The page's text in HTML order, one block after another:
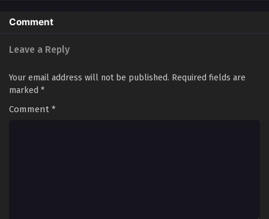
Comment
Leave a Reply
Your email address will not be published. Required fields are
marked *
Comment *